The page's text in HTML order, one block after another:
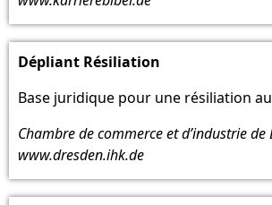
Dépliant Résiliation
Base juridique pour une résiliation
Chambre de commerce et d’industrie de
www.dresden.ihk.de